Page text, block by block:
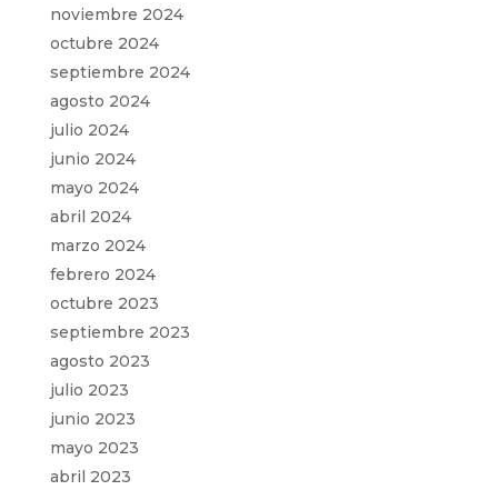
noviembre 2024
octubre 2024
septiembre 2024
agosto 2024
julio 2024
junio 2024
mayo 2024
abril 2024
marzo 2024
febrero 2024
octubre 2023
septiembre 2023
agosto 2023
julio 2023
junio 2023
mayo 2023
abril 2023